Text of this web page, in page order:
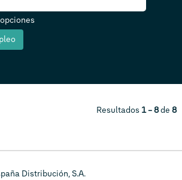
Resultados 1 – 8de 8
Distribución, S.A.